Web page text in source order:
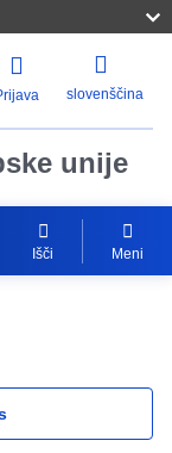
slovenščina
unije
Išči Meni